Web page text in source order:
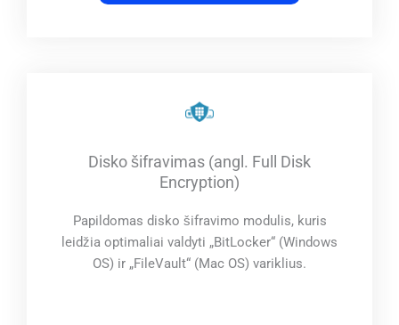
Disko šifravimas (angl. Full Disk
Encryption)
Papildomas disko šifravimo modulis, kuris
leidžia optimaliai valdyti „BitLocker“ (Windows
OS) ir „FileVault“ (Mac OS) variklius.